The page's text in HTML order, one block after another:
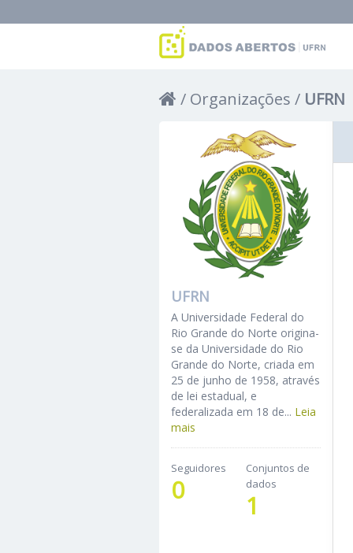
Organizações UFRN
UFRN
A Universidade Federal do
Rio Grande do Norte origina-
se da Universidade do Rio
Grande do Norte, criada em
25 de junho de 1958, através
de lei estadual, e
federalizada em 18 de... Leia
mais
Seguidores
0
Conjuntos de
dados
1